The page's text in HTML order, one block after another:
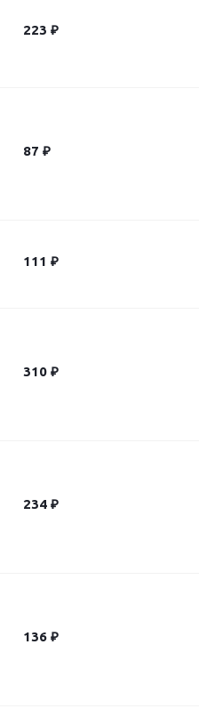
223 ₽
87 ₽
111 ₽
310 ₽
234 ₽
136 ₽